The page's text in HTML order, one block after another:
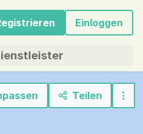
Einloggen
Teilen